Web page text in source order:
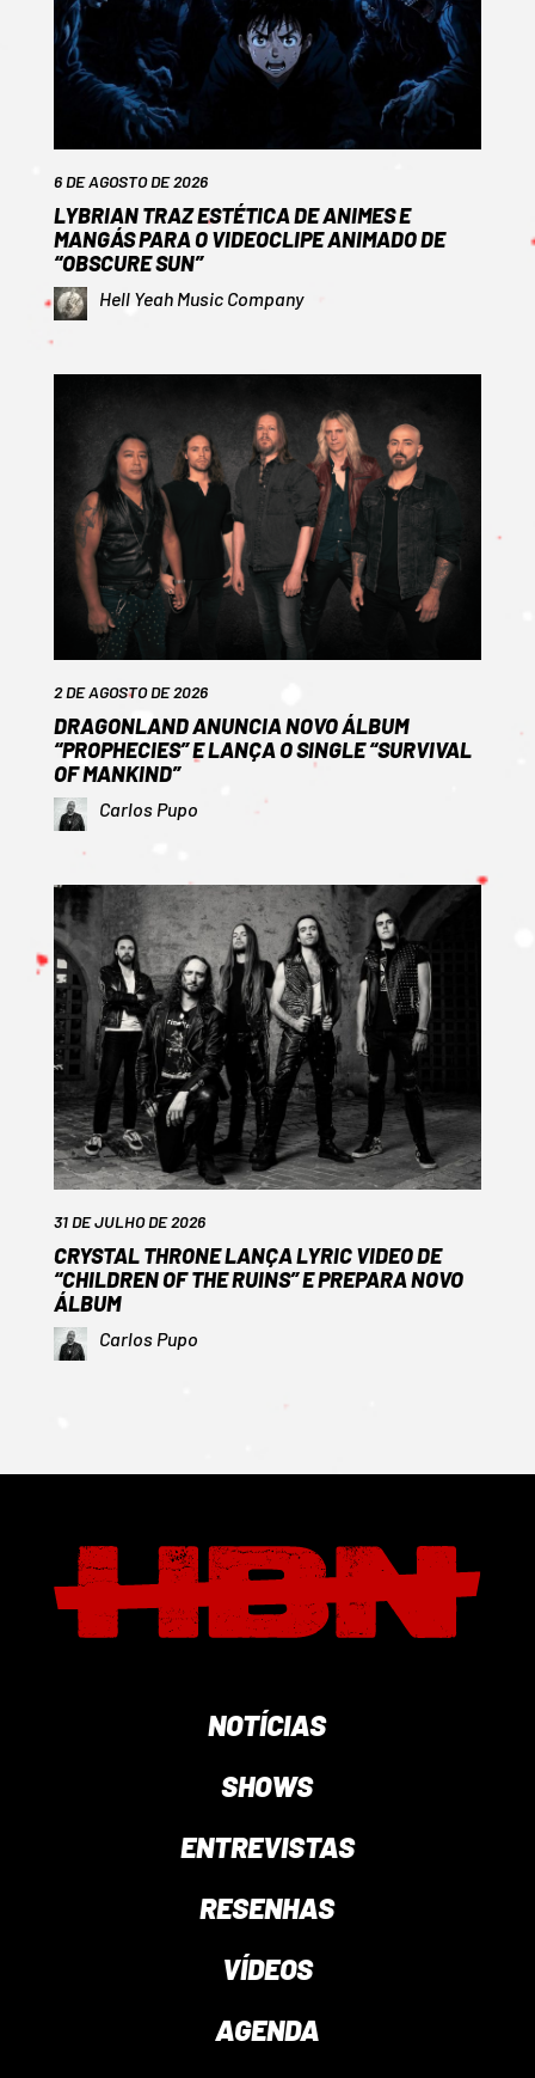
6 DE AGOSTO DE 2026
LYBRIAN TRAZ ESTÉTICA DE ANIMES E
MANGÁS PARA O VIDEOCLIPE ANIMADO DE
“OBSCURE SUN”
Hell Yeah Music Company
2 DE AGOSTO DE 2026
DRAGONLAND ANUNCIA NOVO ÁLBUM
“PROPHECIES” E LANÇA O SINGLE “SURVIVAL
OF MANKIND”
Carlos Pupo
31 DE JULHO DE 2026
CRYSTAL THRONE LANÇA LYRIC VIDEO DE
“CHILDREN OF THE RUINS” E PREPARA NOVO
ÁLBUM
Carlos Pupo
NOTÍCIAS
SHOWS
ENTREVISTAS
RESENHAS
VÍDEOS
AGENDA